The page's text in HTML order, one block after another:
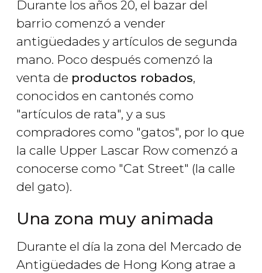
Durante los años 20, el bazar del
barrio comenzó a vender
antigüedades y artículos de segunda
mano. Poco después comenzó la
venta de productos robados,
conocidos en cantonés como
"artículos de rata", y a sus
compradores como "gatos", por lo que
la calle Upper Lascar Row comenzó a
conocerse como "Cat Street" (la calle
del gato).
Una zona muy animada
Durante el día la zona del Mercado de
Antigüedades de Hong Kong atrae a